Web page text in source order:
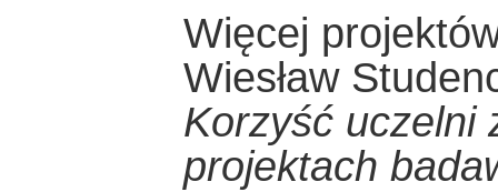
Więcej
Wiesław
Korzyść uczelni
projektach